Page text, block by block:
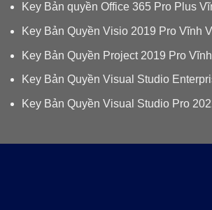
Key Bản quyền Office 365 Pro Plus
Key Bản Quyền Visio 2019 Pro Vĩnh
Key Bản Quyền Project 2019 Pro
Key Bản Quyền Visual Studio
Key Bản Quyền Visual Studio Pro